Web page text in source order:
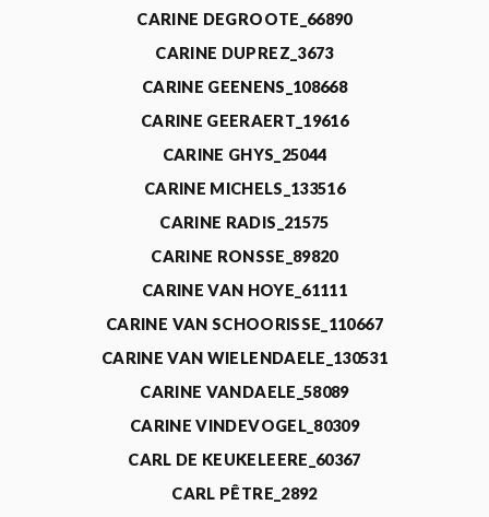
CARINE DEGROOTE_66890
CARINE DUPREZ_3673
CARINE GEENENS_108668
CARINE GEERAERT_19616
CARINE GHYS_25044
CARINE MICHELS_133516
CARINE RADIS_21575
CARINE RONSSE_89820
CARINE VAN HOYE_61111
CARINE VAN SCHOORISSE_110667
CARINE VAN WIELENDAELE_130531
CARINE VANDAELE_58089
CARINE VINDEVOGEL_80309
CARL DE KEUKELEERE_60367
CARL PÊTRE_2892